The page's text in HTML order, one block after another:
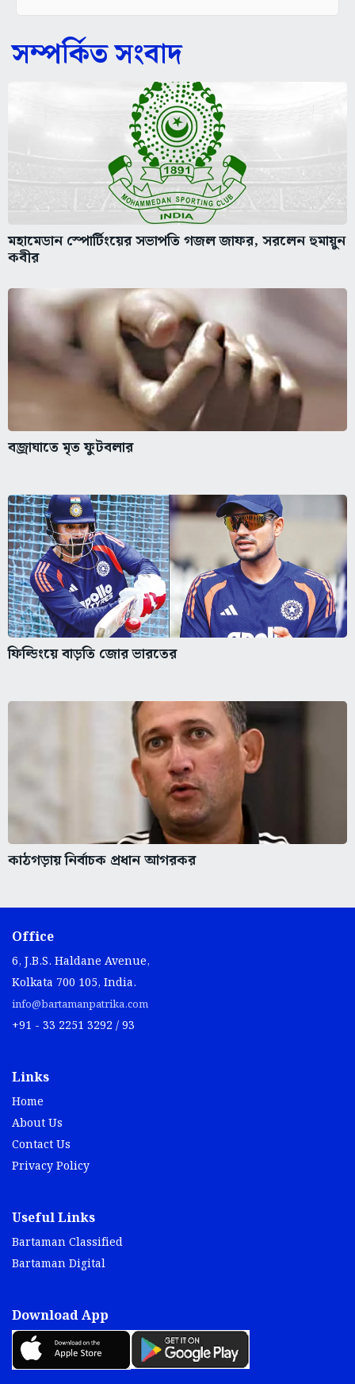
সম্পর্কিত সংবাদ
মহামেডান স্পোর্টিংয়ের সভাপতি গজল জাফর, সরলেন হুমায়ুন
কবীর
বজ্রাঘাতে মৃত ফুটবলার
ফিল্ডিংয়ে বাড়তি জোর ভারতের
কাঠগড়ায় নির্বাচক প্রধান আগরকর
Office
6, J.B.S. Haldane Avenue,
Kolkata 700 105, India.
info@bartamanpatrika.com
+91 - 33 2251 3292 / 93
Links
Home
About Us
Contact Us
Privacy Policy
Useful Links
Bartaman Classified
Bartaman Digital
Download App